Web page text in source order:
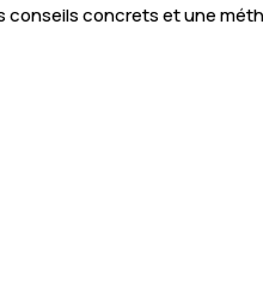
concrets et une